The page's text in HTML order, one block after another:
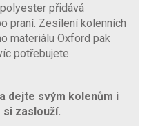
přidává
praní. Zesílení kolenních
materiálu Oxford pak
potřebujete.
a dejte svým kolenům i
zaslouží.